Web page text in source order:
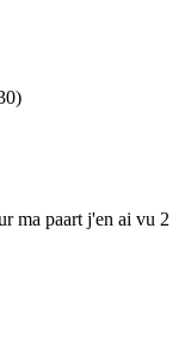
ma paart j'en ai vu 2